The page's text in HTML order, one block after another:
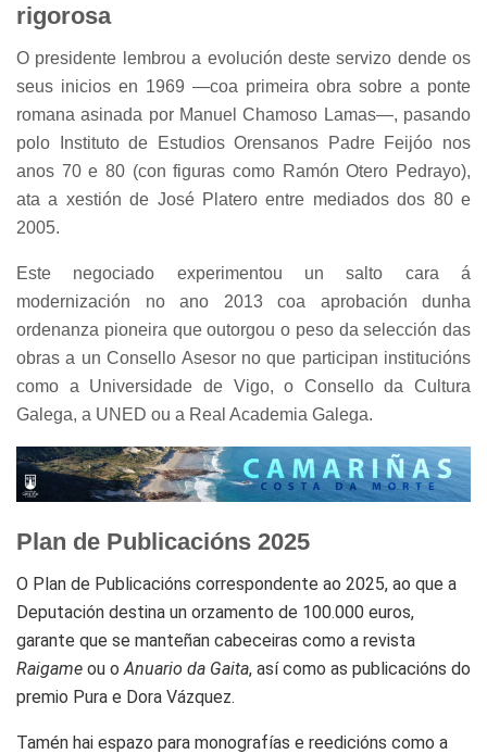
rigorosa
O presidente lembrou a evolución deste servizo dende os
seus inicios en 1969 —coa primeira obra sobre a ponte
romana asinada por Manuel Chamoso Lamas—, pasando
polo Instituto de Estudios Orensanos Padre Feijóo nos
anos 70 e 80 (con figuras como Ramón Otero Pedrayo),
ata a xestión de José Platero entre mediados dos 80 e
2005.
Este negociado experimentou un salto cara á
modernización no ano 2013 coa aprobación dunha
ordenanza pioneira que outorgou o peso da selección das
obras a un Consello Asesor no que participan institucións
como a Universidade de Vigo, o Consello da Cultura
Galega, a UNED ou a Real Academia Galega.
Plan de Publicacións 2025
O Plan de Publicacións correspondente ao 2025, ao que a
Deputación destina un orzamento de 100.000 euros,
garante que se manteñan cabeceiras como a revista
Raigame ou o Anuario da Gaita, así como as publicacións do
premio Pura e Dora Vázquez.
Tamén hai espazo para monografías e reedicións como a